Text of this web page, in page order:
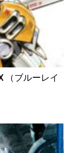
（ブルーレイ